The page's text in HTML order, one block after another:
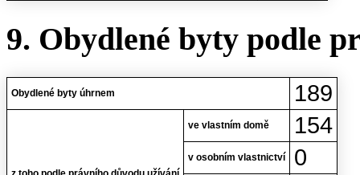
9. Obydlené byty podle
Obydlené byty úhrnem 189
ve vlastním domě 154
v osobním vlastnictví 0